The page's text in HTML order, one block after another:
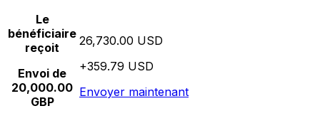
Le
bénéficiaire
reçoit
Envoi de
20,000.00
GBP
26,730.00 USD
+359.79 USD
Envoyer maintenant